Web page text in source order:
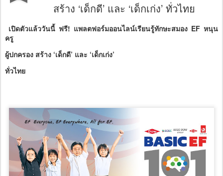
สร้าง ‘เด็กดี’ และ ‘เด็กเก่ง’ ทั่วไทย
เปิดตัวแล้ววันนี้ ฟรี! แพลตฟอร์มออนไลน์เรียนรู้ทักษะสมอง EF หนุน
ครู
ผู้ปกครอง สร้าง ‘เด็กดี’ และ ‘เด็กเก่ง’
ทั่วไทย